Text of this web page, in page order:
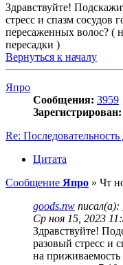
Здравствуйте!
стресс и спазм сосудов
пересаженных волос? (
пересадки )
Вернуться к началу
Япро
Сообщения: 3959
Зарегистрирован:
Re:
Цитата
Сообщение Япро » Чт
goods.nw писал(а):
Ср ноя 15, 2023
Здравствуйте!
разовый стресс и
на